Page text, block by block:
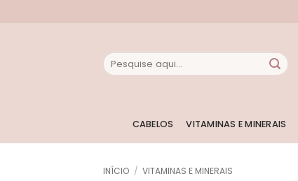
Pesquisar
por:
CABELOS VITAMINAS E MINERAIS
INÍCIO / VITAMINAS E MINERAIS